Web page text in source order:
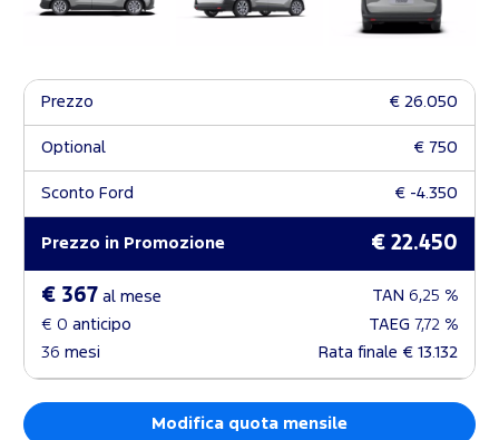
Prezzo € 26.050
Optional € 750
Sconto Ford € -4.350
Prezzo in Promozione € 22.450
€ 367 al mese TAN 6,25 %
€ 0 anticipo TAEG 7,72 %
36 mesi Rata finale € 13.132
Modifica quota mensile